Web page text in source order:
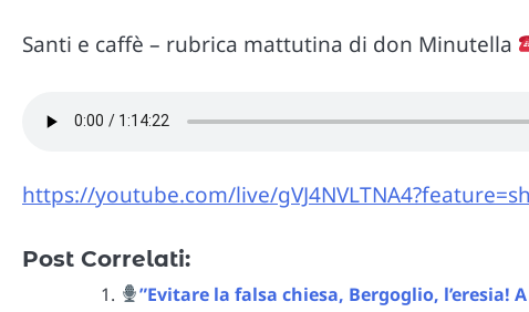
Santi e caffè – rubrica mattutina di don Minutella
https://youtube.com/live/
Post Correlati:
”Evitare la falsa chiesa, Bergoglio, l’eresia!